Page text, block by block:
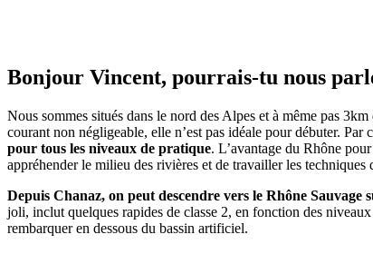
Bonjour Vincent, pourrais-tu nous
Nous sommes situés dans le nord des Alpes et à même pas
courant non négligeable, elle n’est pas idéale pour débuter. Par
pour tous les niveaux de pratique. L’avantage du Rhône
appréhender le milieu des rivières et de travailler les
Depuis Chanaz, on peut descendre vers le Rhône Sauvage
joli, inclut quelques rapides de classe 2, en fonction des
rembarquer en dessous du bassin artificiel.